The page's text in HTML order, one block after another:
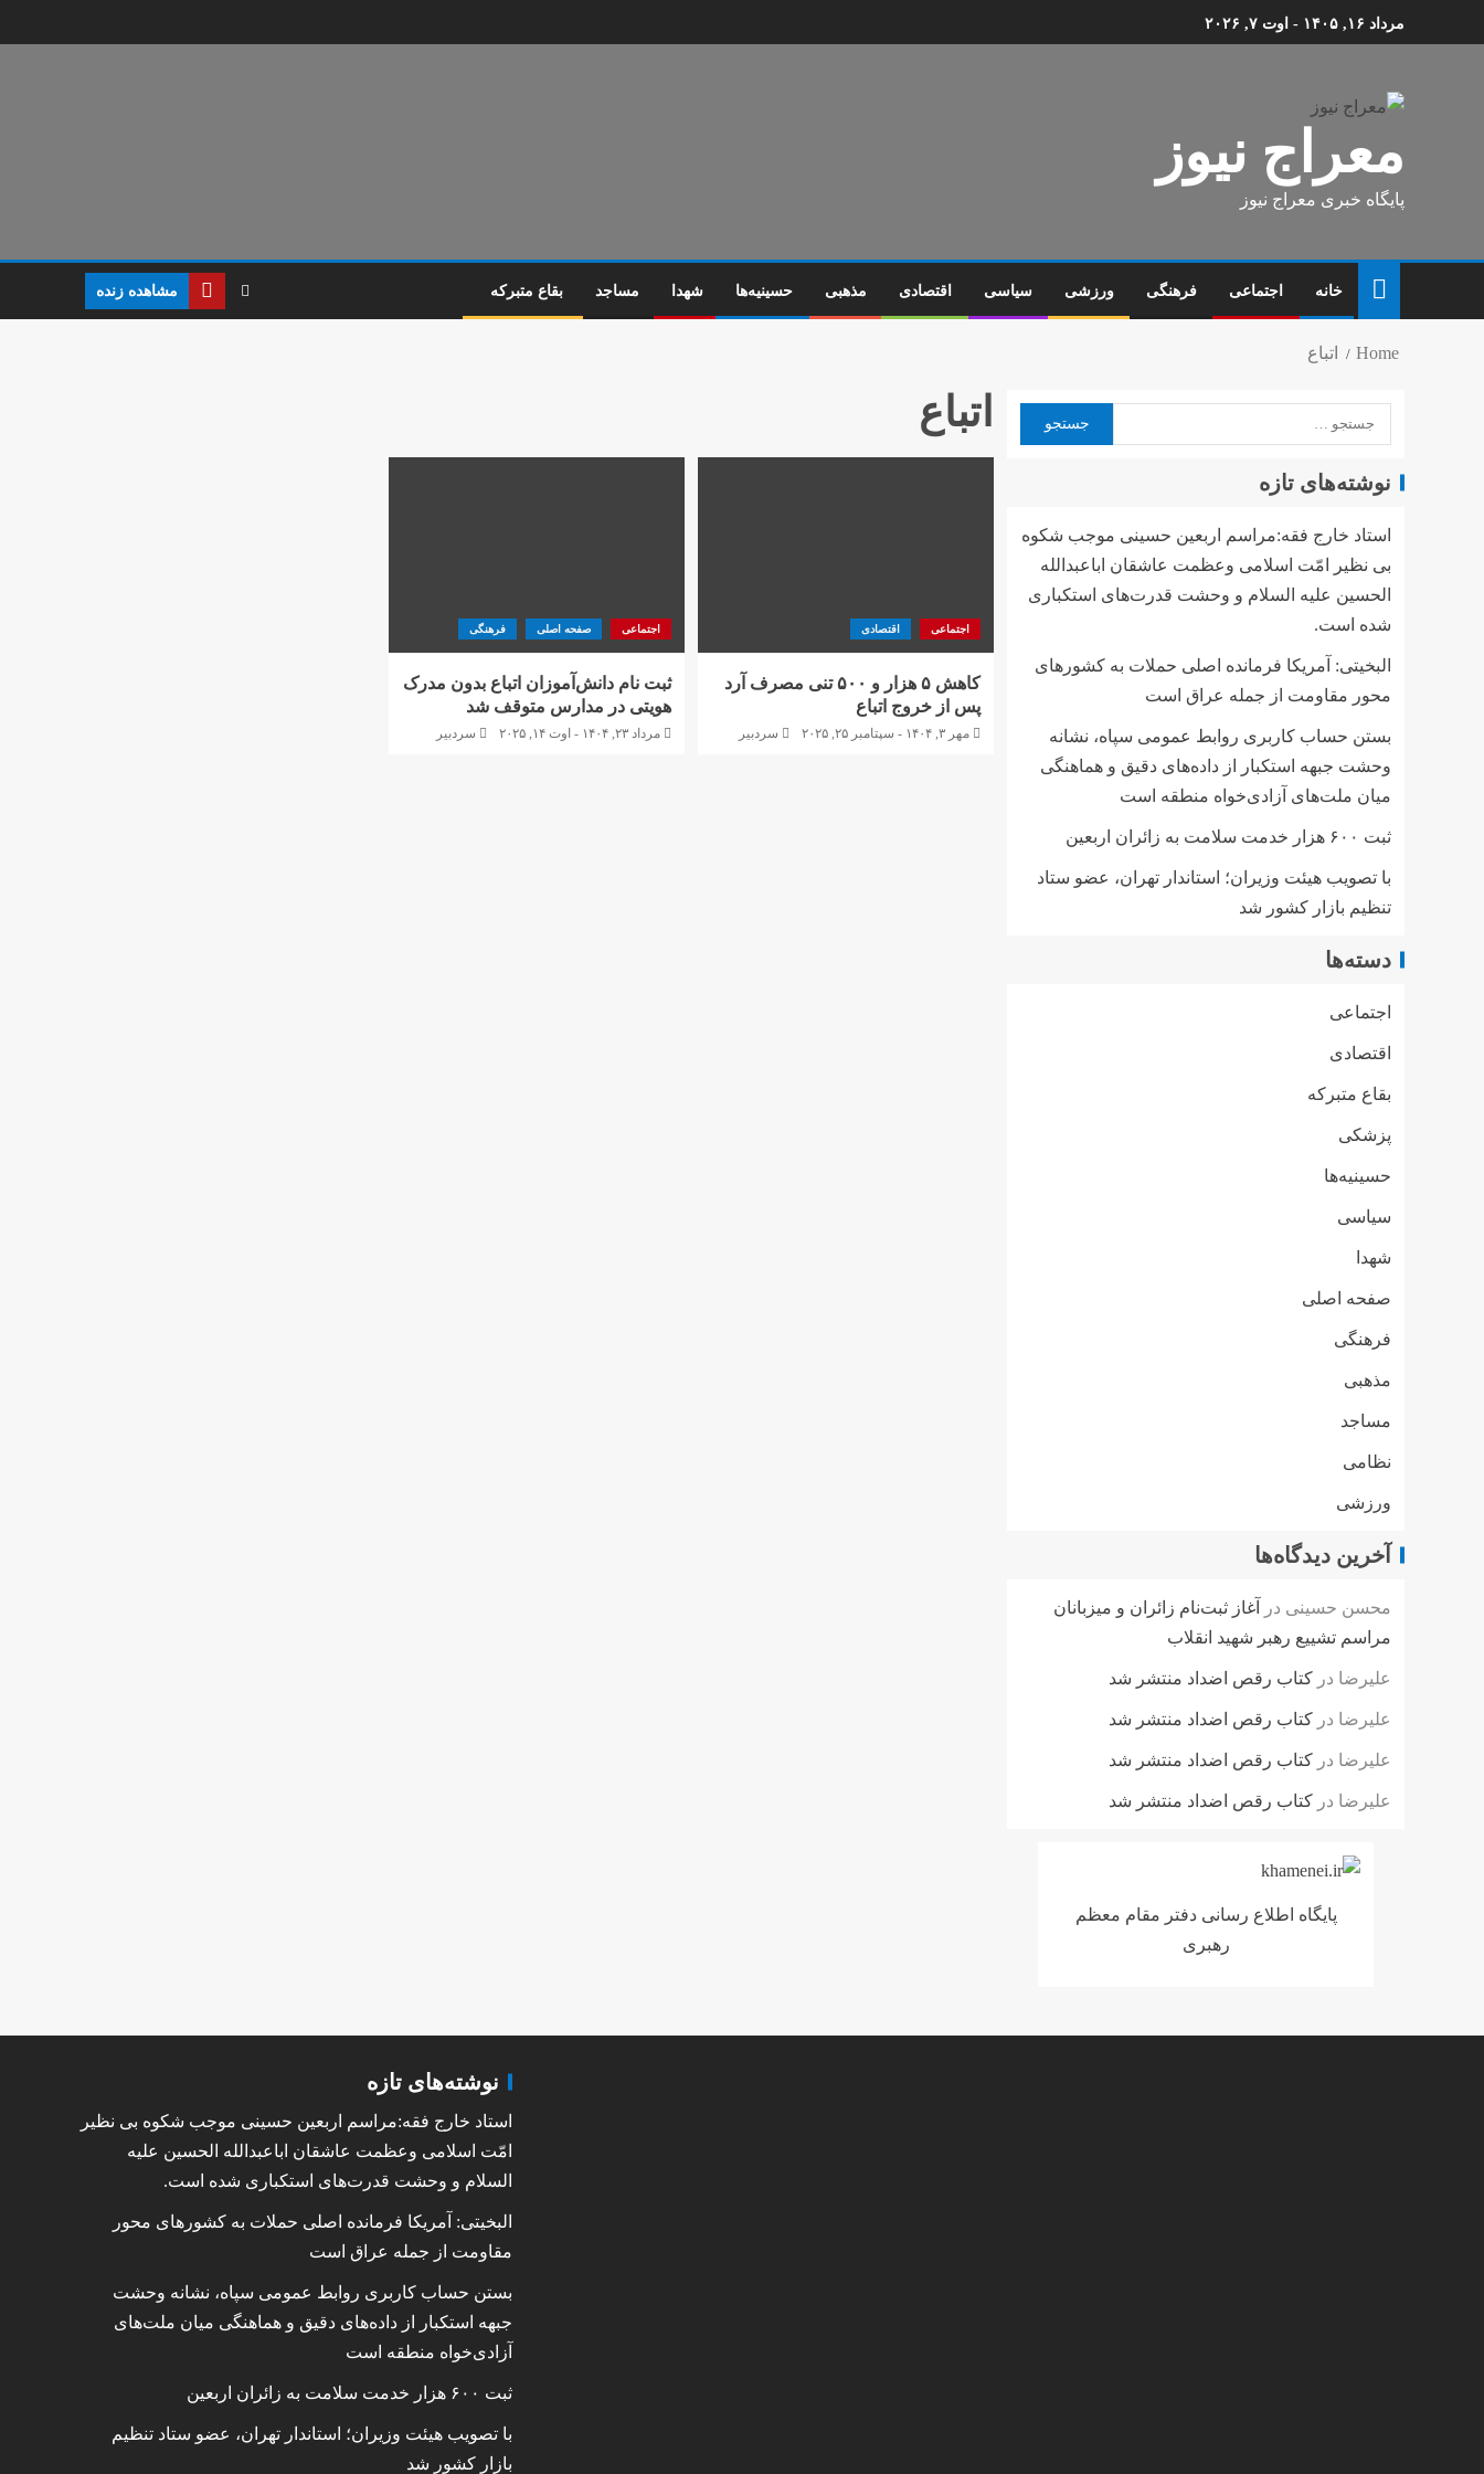
مرداد ۱۶, ۱۴۰۵ - اوت ۷, ۲۰۲۶
معراج نیوز
پایگاه خبری معراج نیوز
خانه اجتماعی فرهنگی ورزشی سیاسی اقتصادی مذهبی حسینیه‌ها شهدا مساجد بقاع متبرکه مشاهده‌ زنده
Home اتباع
اتباع
اجتماعی اقتصادی
کاهش ۵ هزار و ۵۰۰ تنی مصرف آرد
پس از خروج اتباع
مهر ۳, ۱۴۰۴ - سپتامبر ۲۵, ۲۰۲۵ سردبیر
اجتماعی صفحه اصلی فرهنگی
ثبت نام دانش‌آموزان اتباع بدون مدرک
هویتی در مدارس متوقف شد
مرداد ۲۳, ۱۴۰۴ - اوت ۱۴, ۲۰۲۵ سردبیر
نوشته‌های تازه
استاد خارج فقه:مراسم اربعین حسینی موجب شکوه
بی نظیر امّت اسلامی وعظمت عاشقان اباعبدالله
الحسین علیه السلام و وحشت قدرت‌های استکباری
شده است.
البخیتی: آمریکا فرمانده اصلی حملات به کشورهای
محور مقاومت از جمله عراق است
بستن حساب کاربری روابط عمومی سپاه، نشانه‌
وحشت جبهه استکبار از داده‌های دقیق و هماهنگی
میان ملت‌های آزادی‌خواه منطقه است
ثبت ۶۰۰ هزار خدمت سلامت به زائران اربعین
با تصویب هیئت وزیران؛ استاندار تهران، عضو ستاد
تنظیم بازار کشور شد
دسته‌ها
اجتماعی
اقتصادی
بقاع متبرکه
پزشکی
حسینیه‌ها
سیاسی
شهدا
صفحه اصلی
فرهنگی
مذهبی
مساجد
نظامی
ورزشی
آخرین دیدگاه‌ها
محسن حسینی در
آغاز ثبت‌نام زائران و میزبانان
مراسم تشییع رهبر شهید انقلاب
علیرضا در کتاب رقص اضداد منتشر شد
علیرضا در کتاب رقص اضداد منتشر شد
علیرضا در کتاب رقص اضداد منتشر شد
علیرضا در کتاب رقص اضداد منتشر شد
پایگاه اطلاع رسانی دفتر مقام معظم
رهبری
نوشته‌های تازه
استاد خارج فقه:مراسم اربعین حسینی موجب شکوه بی نظیر
امّت اسلامی وعظمت عاشقان اباعبدالله الحسین علیه
السلام و وحشت قدرت‌های استکباری شده است.
البخیتی: آمریکا فرمانده اصلی حملات به کشورهای محور
مقاومت از جمله عراق است
بستن حساب کاربری روابط عمومی سپاه، نشانه‌ وحشت
جبهه استکبار از داده‌های دقیق و هماهنگی میان ملت‌های
آزادی‌خواه منطقه است
ثبت ۶۰۰ هزار خدمت سلامت به زائران اربعین
با تصویب هیئت وزیران؛ استاندار تهران، عضو ستاد تنظیم
بازار کشور شد